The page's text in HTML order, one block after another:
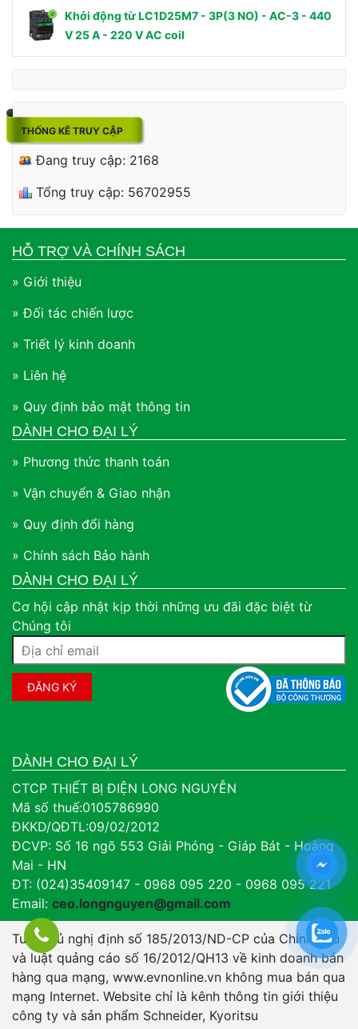
Khởi động từ LC1D25M7 - 3P(3 NO) - AC-3 - 440
V 25 A - 220 V AC coil
THỐNG KÊ TRUY CẬP
Đang truy cập: 2168
Tổng truy cập: 56702955
HỖ TRỢ VÀ CHÍNH SÁCH
» Giới thiệu
» Đối tác chiến lược
» Triết lý kinh doanh
» Liên hệ
» Quy định bảo mật thông tin
DÀNH CHO ĐẠI LÝ
» Phương thức thanh toán
» Vận chuyển & Giao nhận
» Quy định đổi hàng
» Chính sách Bảo hành
DÀNH CHO ĐẠI LÝ
Cơ hội cập nhật kịp thời những ưu đãi đặc biệt từ
Chúng tôi
DÀNH CHO ĐẠI LÝ
CTCP THIẾT BỊ ĐIỆN LONG NGUYỄN
Mã số thuế:0105786990
ĐKKD/QĐTL:09/02/2012
ĐCVP: Số 16 ngõ 553 Giải Phóng - Giáp Bát - Hoàng
Mai - HN
ĐT: (024)35409147 - 0968 095 220 - 0968 095 221
Email: ceo.longnguyen@gmail.com
Tuân thủ nghị định số 185/2013/ND-CP của Chính Phủ
và luật quảng cáo số 16/2012/QH13 về kinh doanh bán
hàng qua mạng, www.evnonline.vn không mua bán qua
mạng Internet. Website chỉ là kênh thông tin giới thiệu
công ty và sản phẩm Schneider, Kyoritsu